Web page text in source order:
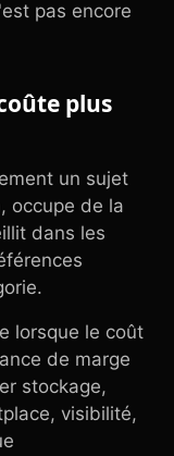
pas encore
plus
un sujet
occupe de la
dans les
lorsque le coût
de marge
stockage,
visibilité,